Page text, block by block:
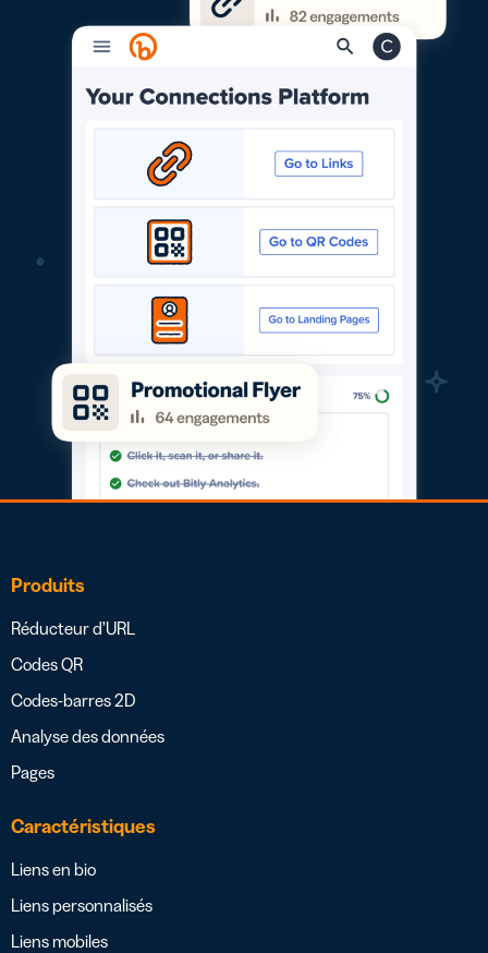
Produits
Réducteur d’URL
Codes QR
Codes-barres 2D
Analyse des données
Pages
Caractéristiques
Liens en bio
Liens personnalisés
Liens mobiles